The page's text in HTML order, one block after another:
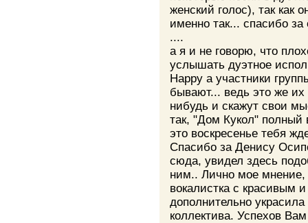
женский голос), так как
именно так... спасибо за
....
а я и не говорю, что
услышать дуэтное
Happy а участники
бывают... ведь это же
нибудь и скажут свои
так, "Дом Кукол" полный
это воскресенье тебя
Спасибо за Денису
сюда, увидел здесь
ним.. Лично мое мнение,
вокалистка с красивым
дополнительно
коллектива. Успехов